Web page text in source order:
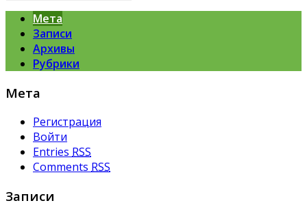
Мета
Записи
Архивы
Рубрики
Мета
Регистрация
Войти
Entries RSS
Comments RSS
Записи